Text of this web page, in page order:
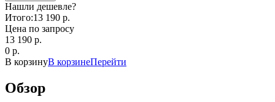
Нашли дешевле?
Итого:13 190 p.
Цена по запросу
13 190 p.
0 p.
В корзинуВ корзинеПерейти
Обзор